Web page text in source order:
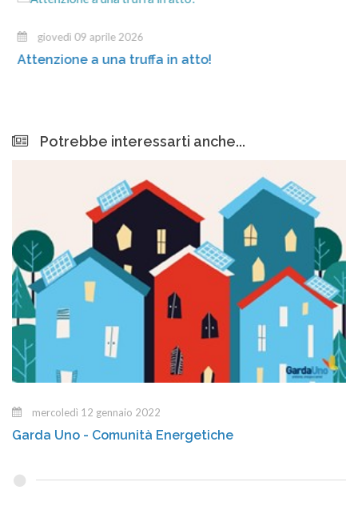
giovedì 09 aprile 2026
Attenzione a una truffa in atto!
Potrebbe interessarti anche...
mercoledì 12 gennaio 2022
Garda Uno - Comunità Energetiche